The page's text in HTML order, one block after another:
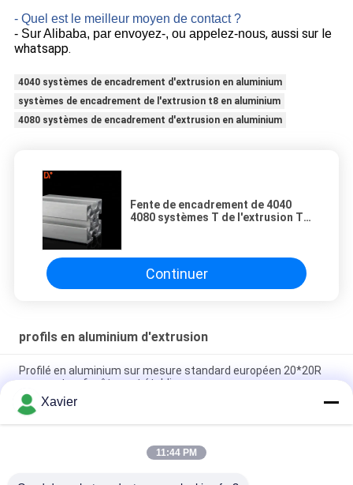
- Quel est le meilleur moyen de contact ?
- Sur Alibaba, par envoyez-, ou appelez-nous, aussi sur le
whatsapp.
4040 systèmes de encadrement d'extrusion en aluminium
systèmes de encadrement de l'extrusion t8 en aluminium
4080 systèmes de encadrement d'extrusion en aluminium
Fente de encadrement de 4040
4080 systèmes T de l'extrusion T8
Continuer
profils en aluminium d'extrusion
Profilé en aluminium sur mesure standard européen 20*20R
pour portes, fenêtres et établis
L'alliage sectionne les profils en aluminium d'extrusion de la
fente 6063 de T 8080 4040 séries
6063-t5 la place T rainent le grand profil en aluminium de 20
Xavier
11:44 PM